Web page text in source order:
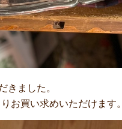
きました。
お買い求めいただけます。